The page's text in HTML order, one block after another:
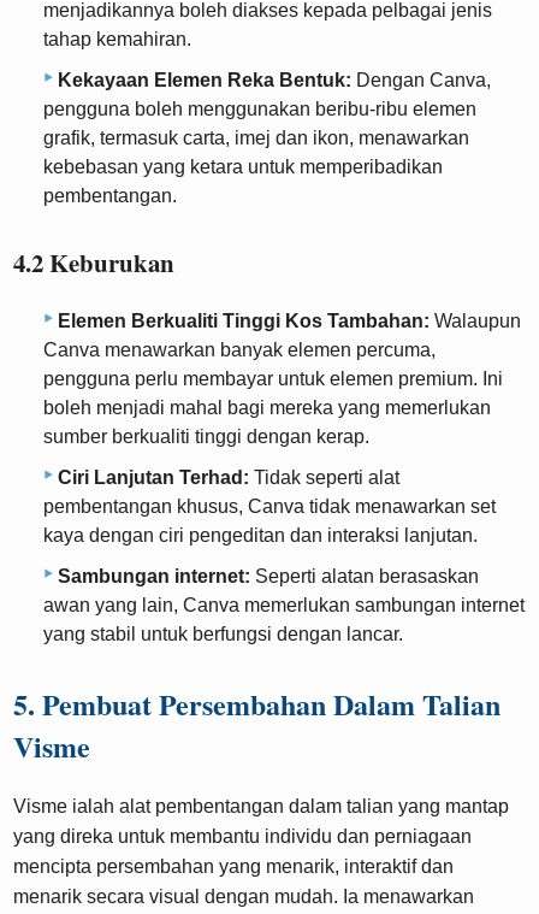
menjadikannya boleh diakses kepada pelbagai jenis
tahap kemahiran.
Kekayaan Elemen Reka Bentuk: Dengan Canva,
pengguna boleh menggunakan beribu-ribu elemen
grafik, termasuk carta, imej dan ikon, menawarkan
kebebasan yang ketara untuk memperibadikan
pembentangan.
4.2 Keburukan
Elemen Berkualiti Tinggi Kos Tambahan: Walaupun
Canva menawarkan banyak elemen percuma,
pengguna perlu membayar untuk elemen premium. Ini
boleh menjadi mahal bagi mereka yang memerlukan
sumber berkualiti tinggi dengan kerap.
Ciri Lanjutan Terhad: Tidak seperti alat
pembentangan khusus, Canva tidak menawarkan set
kaya dengan ciri pengeditan dan interaksi lanjutan.
Sambungan internet: Seperti alatan berasaskan
awan yang lain, Canva memerlukan sambungan internet
yang stabil untuk berfungsi dengan lancar.
5. Pembuat Persembahan Dalam Talian
Visme
Visme ialah alat pembentangan dalam talian yang mantap
yang direka untuk membantu individu dan perniagaan
mencipta persembahan yang menarik, interaktif dan
menarik secara visual dengan mudah. Ia menawarkan